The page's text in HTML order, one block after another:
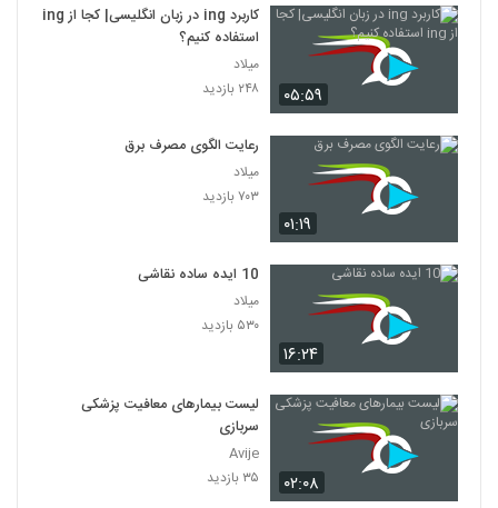
۰۵:۵۹
کاربرد ing در زبان انگلیسی| کجا از ing
استفاده کنیم؟
میلاد
۲۴۸ بازدید
۰۱:۱۹
رعایت الگوی مصرف برق
میلاد
۷۰۳ بازدید
۱۶:۲۴
10 ایده ساده نقاشی
میلاد
۵۳۰ بازدید
۰۲:۰۸
لیست بیمارهای معافیت پزشکی
سربازی
Avije
۳۵ بازدید